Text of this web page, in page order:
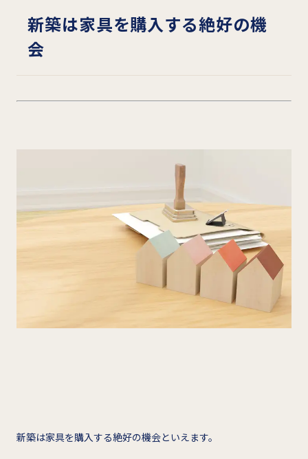
新築は家具を購入する絶好の機
会
新築は家具を購入する絶好の機会といえます。